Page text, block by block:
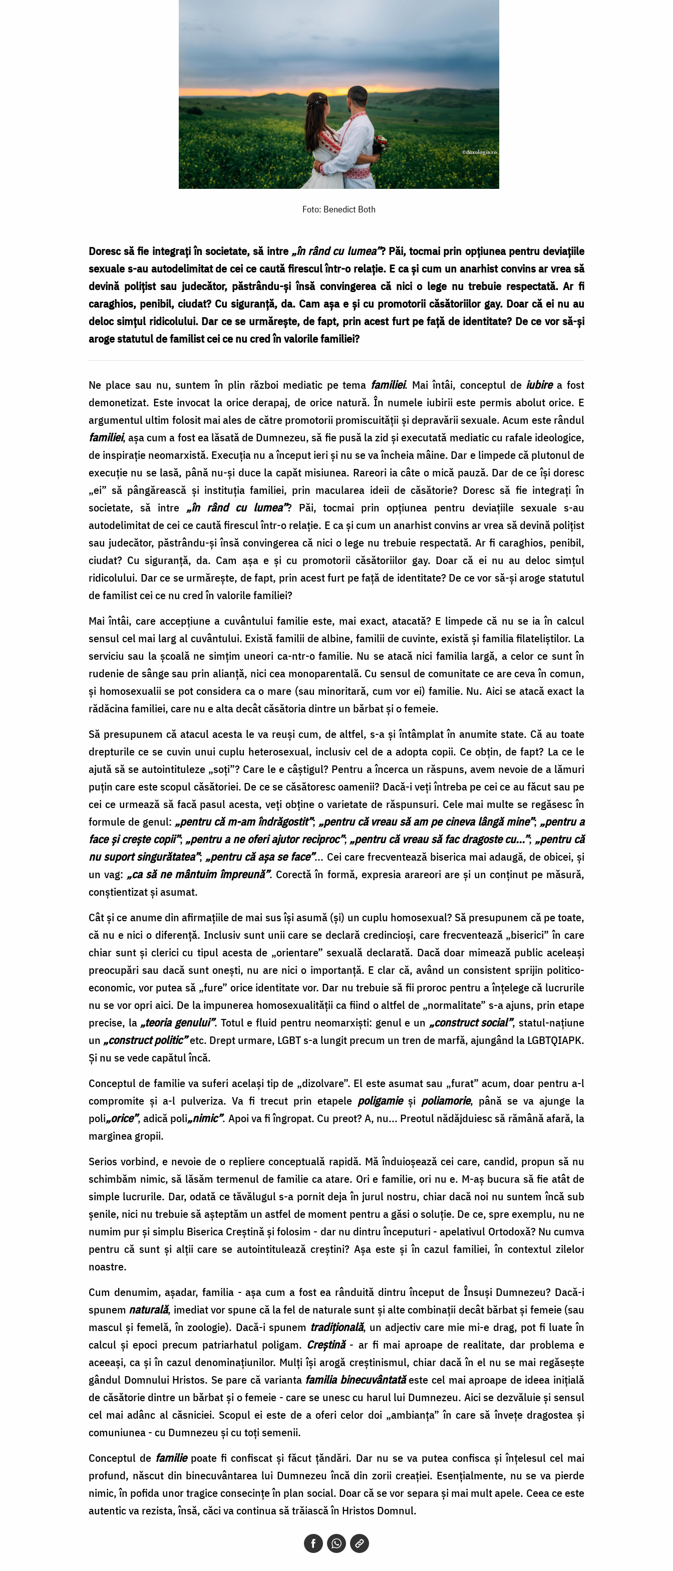
Foto: Benedict Both
Doresc să fie integraţi în societate, să intre „în rând cu lumea”? Păi, tocmai prin opţiunea pentru deviaţiile
sexuale s-au autodelimitat de cei ce caută firescul într-o relaţie. E ca şi cum un anarhist convins ar vrea să
devină poliţist sau judecător, păstrându-şi însă convingerea că nici o lege nu trebuie respectată. Ar fi
caraghios, penibil, ciudat? Cu siguranţă, da. Cam aşa e şi cu promotorii căsătoriilor gay. Doar că ei nu au
deloc simţul ridicolului. Dar ce se urmăreşte, de fapt, prin acest furt pe faţă de identitate? De ce vor să-şi
aroge statutul de familist cei ce nu cred în valorile familiei?
Ne place sau nu, suntem în plin război mediatic pe tema familiei. Mai întâi, conceptul de iubirea fost
demonetizat. Este invocat la orice derapaj, de orice natură. În numele iubirii este permis abolut orice. E
argumentul ultim folosit mai ales de către promotorii promiscuităţii şi depravării sexuale. Acum este rândul
familiei, aşa cum a fost ea lăsată de Dumnezeu, să fie pusă la zid şi executată mediatic cu rafale ideologice,
de inspiraţie neomarxistă. Execuţia nu a început ieri şi nu se va încheia mâine. Dar e limpede că plutonul de
execuţie nu se lasă, până nu-şi duce la capăt misiunea. Rareori ia câte o mică pauză. Dar de ce îşi doresc
„ei” să pângărească şi instituţia familiei, prin macularea ideii de căsătorie? Doresc să fie integraţi în
societate, să intre „în rând cu lumea”? Păi, tocmai prin opţiunea pentru deviaţiile sexuale s-au
autodelimitat de cei ce caută firescul într-o relaţie. E ca şi cum un anarhist convins ar vrea să devină poliţist
sau judecător, păstrându-şi însă convingerea că nici o lege nu trebuie respectată. Ar fi caraghios, penibil,
ciudat? Cu siguranţă, da. Cam aşa e şi cu promotorii căsătoriilor gay. Doar că ei nu au deloc simţul
ridicolului. Dar ce se urmăreşte, de fapt, prin acest furt pe faţă de identitate? De ce vor să-şi aroge statutul
de familist cei ce nu cred în valorile familiei?
Mai întâi, care accepţiune a cuvântului familie este, mai exact, atacată? E limpede că nu se ia în calcul
sensul cel mai larg al cuvântului. Există familii de albine, familii de cuvinte, există şi familia filateliştilor. La
serviciu sau la şcoală ne simţim uneori ca-ntr-o familie. Nu se atacă nici familia largă, a celor ce sunt în
rudenie de sânge sau prin alianţă, nici cea monoparentală. Cu sensul de comunitate ce are ceva în comun,
şi homosexualii se pot considera ca o mare (sau minoritară, cum vor ei) familie. Nu. Aici se atacă exact la
rădăcina familiei, care nu e alta decât căsătoria dintre un bărbat şi o femeie.
Să presupunem că atacul acesta le va reuşi cum, de altfel, s-a şi întâmplat în anumite state. Că au toate
drepturile ce se cuvin unui cuplu heterosexual, inclusiv cel de a adopta copii. Ce obţin, de fapt? La ce le
ajută să se autointituleze „soţi”? Care le e câştigul? Pentru a încerca un răspuns, avem nevoie de a lămuri
puţin care este scopul căsătoriei. De ce se căsătoresc oamenii? Dacă-i veţi întreba pe cei ce au făcut sau pe
cei ce urmează să facă pasul acesta, veţi obţine o varietate de răspunsuri. Cele mai multe se regăsesc în
formule de genul: „pentru că m-am îndrăgostit”; „pentru că vreau să am pe cineva lângă mine”; „pentru a
face şi creşte copii”; „pentru a ne oferi ajutor reciproc”; „pentru că vreau să fac dragoste cu...”; „pentru că
nu suport singurătatea”; „pentru că aşa se face”... Cei care frecventează biserica mai adaugă, de obicei, şi
un vag: „ca să ne mântuim împreună”. Corectă în formă, expresia arareori are şi un conţinut pe măsură,
conştientizat şi asumat.
Cât şi ce anume din afirmaţiile de mai sus îşi asumă (şi) un cuplu homosexual? Să presupunem că pe toate,
că nu e nici o diferenţă. Inclusiv sunt unii care se declară credincioşi, care frecventează „biserici” în care
chiar sunt şi clerici cu tipul acesta de „orientare” sexuală declarată. Dacă doar mimează public aceleaşi
preocupări sau dacă sunt oneşti, nu are nici o importanţă. E clar că, având un consistent sprijin politico-
economic, vor putea să „fure” orice identitate vor. Dar nu trebuie să fii proroc pentru a înţelege că lucrurile
nu se vor opri aici. De la impunerea homosexualităţii ca fiind o altfel de „normalitate” s-a ajuns, prin etape
precise, la „teoria genului”. Totul e fluid pentru neomarxişti: genul e un „construct social”, statul-naţiune
un „construct politic”etc. Drept urmare, LGBT s-a lungit precum un tren de marfă, ajungând la LGBTQIAPK.
Şi nu se vede capătul încă.
Conceptul de familie va suferi acelaşi tip de „dizolvare”. El este asumat sau „furat” acum, doar pentru a-l
compromite şi a-l pulveriza. Va fi trecut prin etapele poligamieşi poliamorie, până se va ajunge la
poli„orice”, adică poli„nimic”. Apoi va fi îngropat. Cu preot? A, nu... Preotul nădăjduiesc să rămână afară, la
marginea gropii.
Serios vorbind, e nevoie de o repliere conceptuală rapidă. Mă înduioşează cei care, candid, propun să nu
schimbăm nimic, să lăsăm termenul de familie ca atare. Ori e familie, ori nu e. M-aş bucura să fie atât de
simple lucrurile. Dar, odată ce tăvălugul s-a pornit deja în jurul nostru, chiar dacă noi nu suntem încă sub
şenile, nici nu trebuie să aşteptăm un astfel de moment pentru a găsi o soluţie. De ce, spre exemplu, nu ne
numim pur şi simplu Biserica Creştină şi folosim - dar nu dintru începuturi - apelativul Ortodoxă? Nu cumva
pentru că sunt şi alţii care se autointitulează creştini? Aşa este şi în cazul familiei, în contextul zilelor
noastre.
Cum denumim, aşadar, familia - aşa cum a fost ea rânduită dintru început de Însuşi Dumnezeu? Dacă-i
spunem naturală, imediat vor spune că la fel de naturale sunt şi alte combinaţii decât bărbat şi femeie (sau
mascul şi femelă, în zoologie). Dacă-i spunem tradiţională, un adjectiv care mie mi-e drag, pot fi luate în
calcul şi epoci precum patriarhatul poligam. Creştină- ar fi mai aproape de realitate, dar problema e
aceeaşi, ca şi în cazul denominaţiunilor. Mulţi îşi arogă creştinismul, chiar dacă în el nu se mai regăseşte
gândul Domnului Hristos. Se pare că varianta familia binecuvântatăeste cel mai aproape de ideea iniţială
de căsătorie dintre un bărbat şi o femeie - care se unesc cu harul lui Dumnezeu. Aici se dezvăluie şi sensul
cel mai adânc al căsniciei. Scopul ei este de a oferi celor doi „ambianţa” în care să înveţe dragostea şi
comuniunea - cu Dumnezeu şi cu toţi semenii.
Conceptul de familiepoate fi confiscat şi făcut ţăndări. Dar nu se va putea confisca şi înţelesul cel mai
profund, născut din binecuvântarea lui Dumnezeu încă din zorii creaţiei. Esenţialmente, nu se va pierde
nimic, în pofida unor tragice consecinţe în plan social. Doar că se vor separa şi mai mult apele. Ceea ce este
autentic va rezista, însă, căci va continua să trăiască în Hristos Domnul.